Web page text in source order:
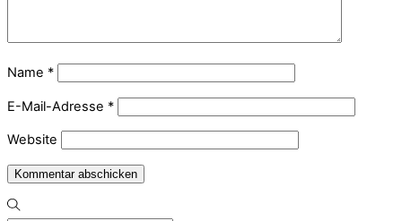
Name *
E-Mail-Adresse *
Website